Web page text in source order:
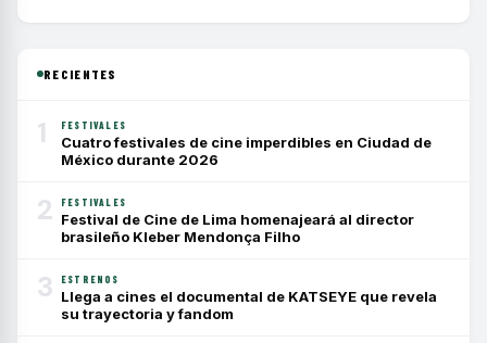
RECIENTES
1 FESTIVALES
Cuatro festivales de cine imperdibles en Ciudad de
México durante 2026
2 FESTIVALES
Festival de Cine de Lima homenajeará al director
brasileño Kleber Mendonça Filho
3 ESTRENOS
Llega a cines el documental de KATSEYE que revela
su trayectoria y fandom